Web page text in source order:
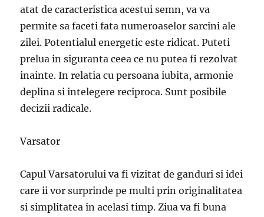
atat de caracteristica acestui semn, va va
permite sa faceti fata numeroaselor sarcini ale
zilei. Potentialul energetic este ridicat. Puteti
prelua in siguranta ceea ce nu putea fi rezolvat
inainte. In relatia cu persoana iubita, armonie
deplina si intelegere reciproca. Sunt posibile
decizii radicale.
Varsator
Capul Varsatorului va fi vizitat de ganduri si idei
care ii vor surprinde pe multi prin originalitatea
si simplitatea in acelasi timp. Ziua va fi buna